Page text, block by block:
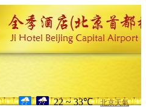
22 ~ 33℃ 北京天氣